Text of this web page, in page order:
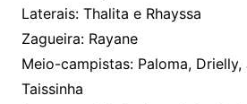
Laterais: Thalita e Rhayssa
Zagueira: Rayane
Meio-campistas: Paloma,
Taissinha